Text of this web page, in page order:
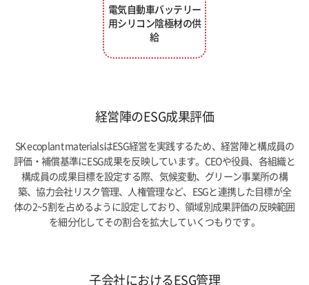
電気自動車バッテリー
用シリコン陰極材の供
給
経営陣のESG成果評価
SK ecoplant materialsはESG経営を実践するため、経営陣と構成員の
評価・補償基準にESG成果を反映しています。CEOや役員、各組織と
構成員の成果目標を設定する際、気候変動、グリーン事業所の構
築、協力会社リスク管理、人権管理など、ESGと連携した目標が全
体の2~5割を占めるように設定しており、領域別成果評価の反映範囲
を細分化してその割合を拡大していくつもりです。
子会社におけるESG管理